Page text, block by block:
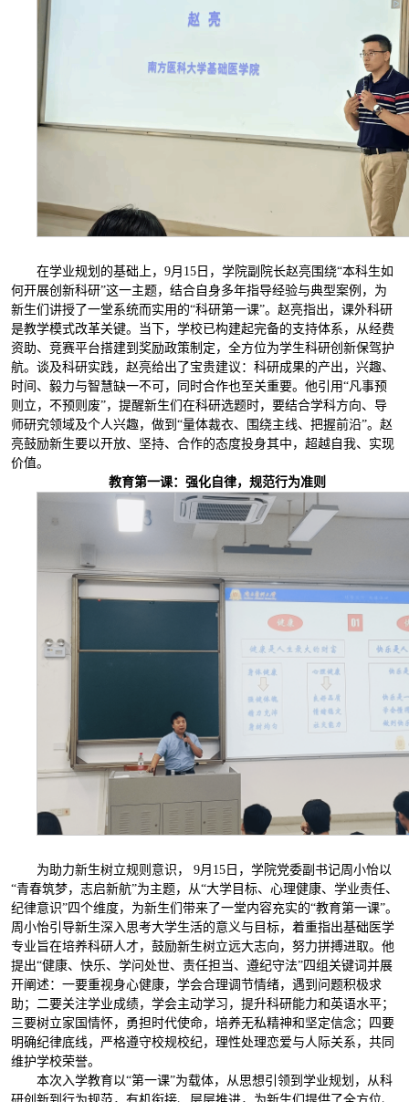
在学业规划的基础上，9月15日，学院副院长赵亮围绕“本科生如
何开展创新科研”这一主题，结合自身多年指导经验与典型案例，为
新生们讲授了一堂系统而实用的“科研第一课”。赵亮指出，课外科研
是教学模式改革关键。当下，学校已构建起完备的支持体系，从经费
资助、竞赛平台搭建到奖励政策制定，全方位为学生科研创新保驾护
航。谈及科研实践，赵亮给出了宝贵建议：科研成果的产出，兴趣、
时间、毅力与智慧缺一不可，同时合作也至关重要。他引用“凡事预
则立，不预则废”，提醒新生们在科研选题时，要结合学科方向、导
师研究领域及个人兴趣，做到“量体裁衣、围绕主线、把握前沿”。赵
亮鼓励新生要以开放、坚持、合作的态度投身其中，超越自我、实现
价值。
教育第一课：强化自律，规范行为准则
为助力新生树立规则意识， 9月15日，学院党委副书记周小怡以
“青春筑梦，志启新航”为主题，从“大学目标、心理健康、学业责任、
纪律意识”四个维度，为新生们带来了一堂内容充实的“教育第一课”。
周小怡引导新生深入思考大学生活的意义与目标，着重指出基础医学
专业旨在培养科研人才，鼓励新生树立远大志向，努力拼搏进取。他
提出“健康、快乐、学问处世、责任担当、遵纪守法”四组关键词并展
开阐述：一要重视身心健康，学会合理调节情绪，遇到问题积极求
助；二要关注学业成绩，学会主动学习，提升科研能力和英语水平；
三要树立家国情怀，勇担时代使命，培养无私精神和坚定信念；四要
明确纪律底线，严格遵守校规校纪，理性处理恋爱与人际关系，共同
维护学校荣誉。
本次入学教育以“第一课”为载体，从思想引领到学业规划，从科